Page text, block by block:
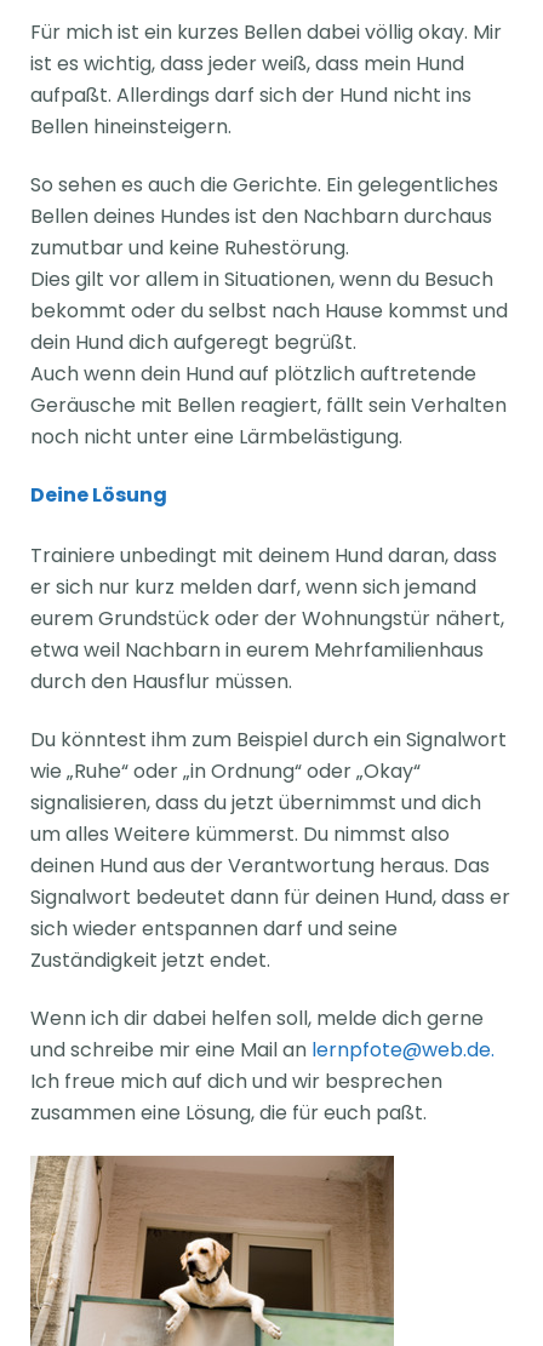
Für mich ist ein kurzes Bellen dabei völlig okay. Mir
ist es wichtig, dass jeder weiß, dass mein Hund
aufpaßt. Allerdings darf sich der Hund nicht ins
Bellen hineinsteigern.
So sehen es auch die Gerichte. Ein gelegentliches
Bellen deines Hundes ist den Nachbarn durchaus
zumutbar und keine Ruhestörung.
Dies gilt vor allem in Situationen, wenn du Besuch
bekommt oder du selbst nach Hause kommst und
dein Hund dich aufgeregt begrüßt.
Auch wenn dein Hund auf plötzlich auftretende
Geräusche mit Bellen reagiert, fällt sein Verhalten
noch nicht unter eine Lärmbelästigung.
Deine Lösung
Trainiere unbedingt mit deinem Hund daran, dass
er sich nur kurz melden darf, wenn sich jemand
eurem Grundstück oder der Wohnungstür nähert,
etwa weil Nachbarn in eurem Mehrfamilienhaus
durch den Hausflur müssen.
Du könntest ihm zum Beispiel durch ein Signalwort
wie „Ruhe“ oder „in Ordnung“ oder „Okay“
signalisieren, dass du jetzt übernimmst und dich
um alles Weitere kümmerst. Du nimmst also
deinen Hund aus der Verantwortung heraus. Das
Signalwort bedeutet dann für deinen Hund, dass er
sich wieder entspannen darf und seine
Zuständigkeit jetzt endet.
Wenn ich dir dabei helfen soll, melde dich gerne
und schreibe mir eine Mail an lernpfote@web.de.
Ich freue mich auf dich und wir besprechen
zusammen eine Lösung, die für euch paßt.